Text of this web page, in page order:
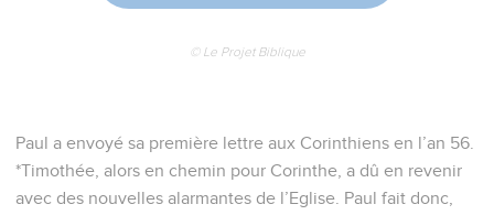
© Le Projet Biblique
Paul a envoyé sa première lettre aux Corinthiens en l’an 56.
*Timothée, alors en chemin pour Corinthe, a dû en revenir
avec des nouvelles alarmantes de l’Eglise. Paul fait donc,